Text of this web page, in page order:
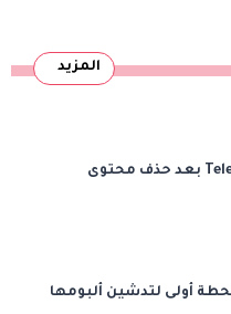
المزيد
Apple تعيد Telegram بعد حذف محتوى
أولى لتدشين ألبومها